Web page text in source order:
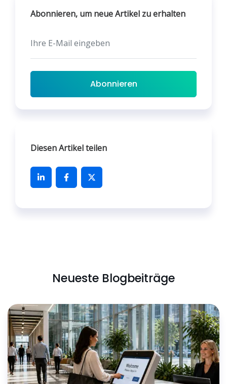
Abonnieren, um neue Artikel zu erhalten
Abonnieren
Diesen Artikel teilen
Neueste Blogbeiträge